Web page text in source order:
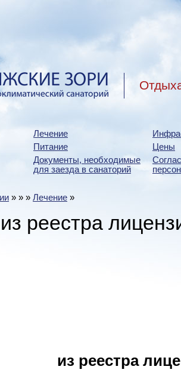
Лечение
Питание
Цены
Документы, необходимые
для заезда в санаторий
» » » Лечение »
реестра
из реестра